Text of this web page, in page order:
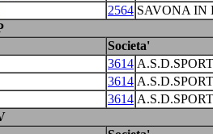
2564 SAVONA IN
Societa'
3614
3614
3614